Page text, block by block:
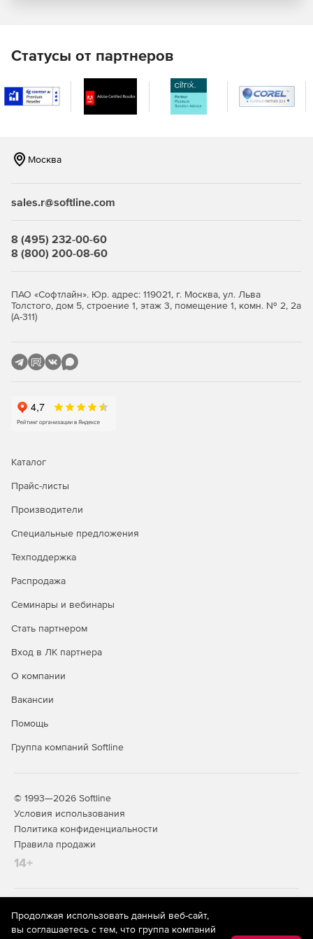
продуктивной работе. Anti-Executable защищает рабочие
станции от этих угроз, блокируя всякую попытку
неавторизованной инсталляции программного
обеспечения.
компьютере. Пиратские программы просто невозможно
Таким образом, Anti-Executable позволяет добиться
полного соответствия нормативно-правовым
регулирующим правилам.
Ключевые характеристики
Автоматическое создание белого списка программ
Централизованное применение белых списков для
ROM, USB-накопители или сетевые диски.
неавторизованной инсталляции программного
обеспечения.
Запрет на удаление или переименование любых
Совместимость:
Anti-Executable поддерживает работу с основными
Поддержка быстрого переключения пользователей.
Автоматическое распознавание специализированных
на их запуск.
Разрешение на создание подпапок в сетевых путях.
Статусы от партнеров
Москва
sales.r@softline.com
8 (495) 232-00-60
8 (800) 200-08-60
ПАО «Софтлайн». Юр. адрес: 119021, г. Москва, ул. Льва
Толстого, дом 5, строение 1, этаж 3, помещение 1, комн. № 2, 2а
(А-311)
Каталог
Прайс-листы
Производители
Специальные предложения
Техподдержка
Распродажа
Семинары и вебинары
Стать партнером
Вход в ЛК партнера
О компании
Вакансии
Помощь
Группа компаний Softline
© 1993—2026 Softline
Условия использования
Политика конфиденциальности
Правила продажи
14+
На информационном ресурсе store.softline.ru применяются
рекомендательные технологии
(информационные технологии
предоставления информации на основе сбора,
Продолжая использовать данный веб-сайт,
вы соглашаетесь с тем, что группа компаний